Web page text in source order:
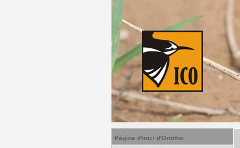
Pàgina d'inici d'Ornitho